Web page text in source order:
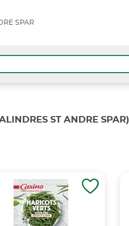
SPAR
ST ANDRE SPAR)